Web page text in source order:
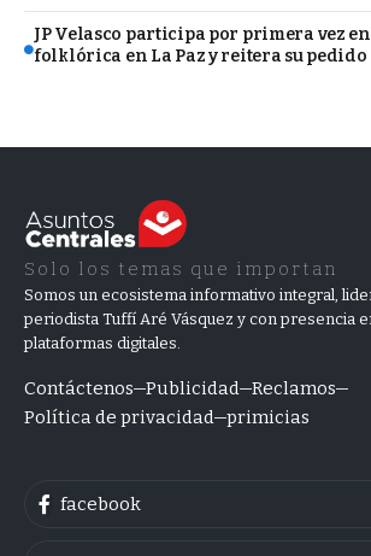
JP Velasco participa por primera vez
folklórica en La Paz y reitera su pedido
Solo los temas que importan
Somos un ecosistema informativo integral,
periodista Tuffí Aré Vásquez y con presencia
plataformas digitales.
Contáctenos Publicidad Reclamos
Política de privacidad primicias
facebook